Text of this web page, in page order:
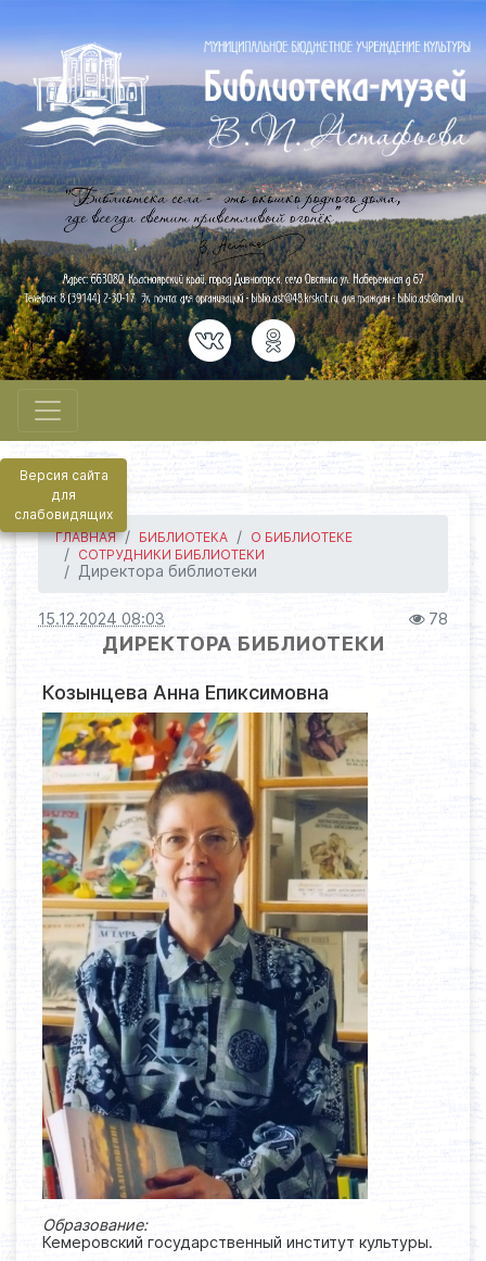
Версия сайта
для
слабовидящих
ГЛАВНАЯ
БИБЛИОТЕКА
О БИБЛИОТЕКЕ
СОТРУДНИКИ БИБЛИОТЕКИ
Директора библиотеки
15.12.2024 08:03 78
ДИРЕКТОРА БИБЛИОТЕКИ
Козынцева Анна Епиксимовна
Образование:
Кемеровский государственный институт культуры.